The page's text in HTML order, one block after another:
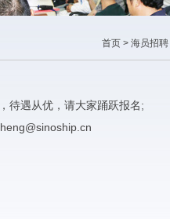
首页 > 海员招聘
待遇从优，请大家踊跃报名;